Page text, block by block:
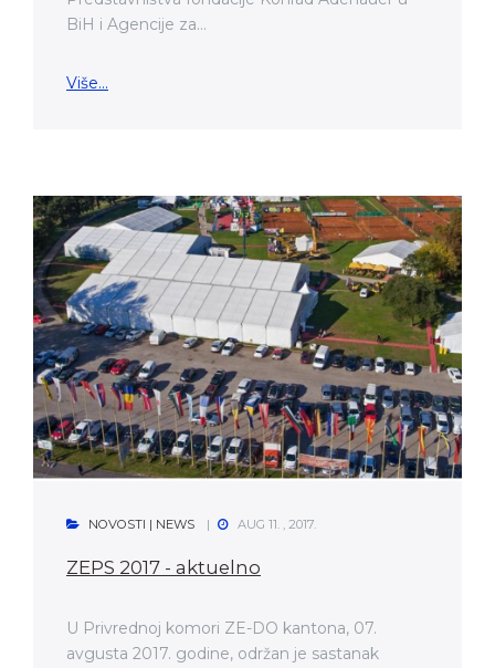
BiH i Agencije za...
Više...
NOVOSTI | NEWS AUG 11. , 2017.
ZEPS 2017 - aktuelno
U Privrednoj komori ZE-DO kantona, 07.
avgusta 2017. godine, održan je sastanak